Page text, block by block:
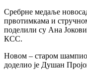
Сребрне медаље
првотимкама и
поделили су Ана
КСС.
Новом – старом
доделио је Душан